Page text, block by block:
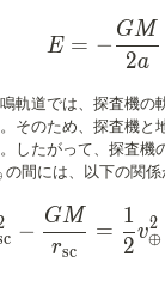
E=-
E = −
2a
GM
軌道では、探査機の
そのため、探査機と
したがって、探査機
の間には、以下の関係
−
rsc
GM
=
2
1
v⊕
2